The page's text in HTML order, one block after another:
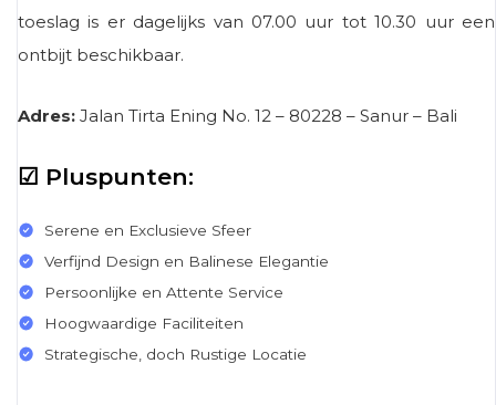
toeslag is er dagelijks van 07.00 uur tot 10.30 uur een
ontbijt beschikbaar.
Adres: Jalan Tirta Ening No. 12 – 80228 – Sanur – Bali
☑ Pluspunten:
Serene en Exclusieve Sfeer
Verfijnd Design en Balinese Elegantie
Persoonlijke en Attente Service
Hoogwaardige Faciliteiten
Strategische, doch Rustige Locatie